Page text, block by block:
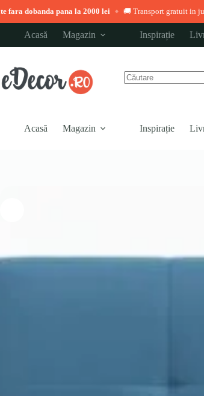
pana la 2000 lei ◆ 🚚 Transport gratuit in judetul
conținut
Acasă Magazin Inspirație
Acasă Magazin Inspirație